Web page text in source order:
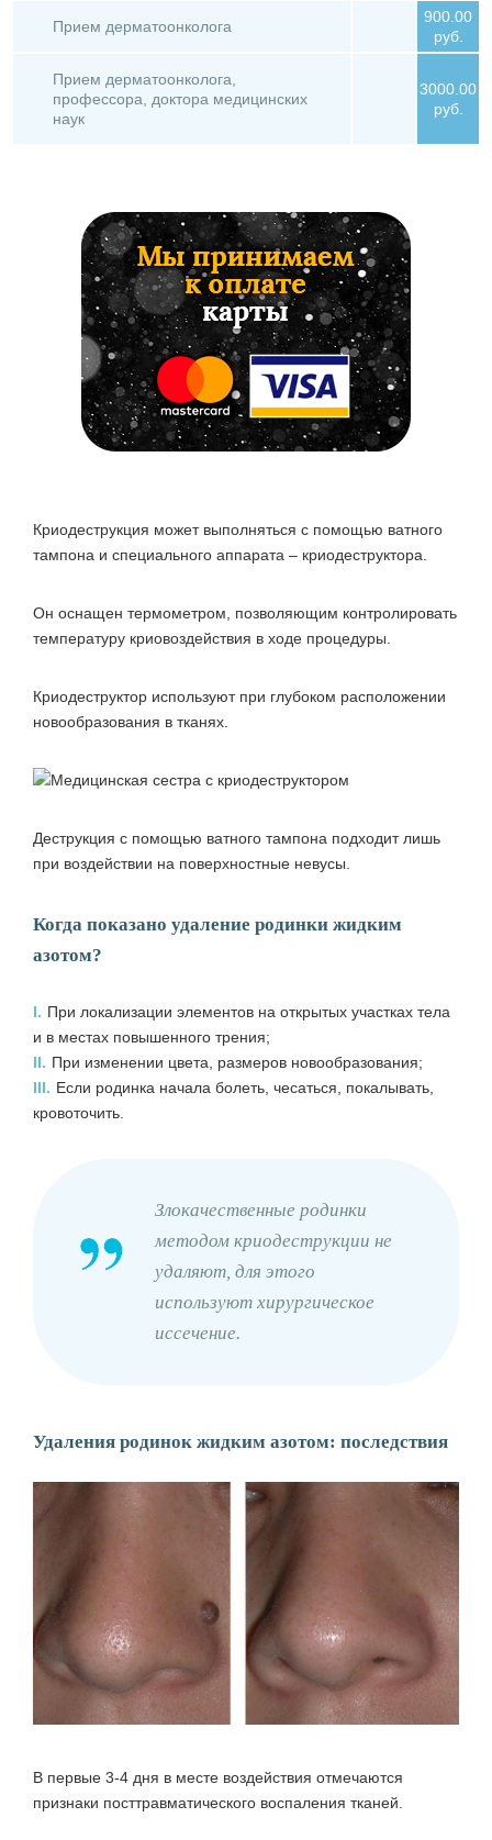
Прием дерматоонколога
900.00
руб.
Прием дерматоонколога,
профессора, доктора медицинских
наук
3000.00
руб.
Криодеструкция может выполняться с помощью ватного
тампона и специального аппарата – криодеструктора.
Он оснащен термометром, позволяющим контролировать
температуру криовоздействия в ходе процедуры.
Криодеструктор используют при глубоком расположении
новообразования в тканях.
Деструкция с помощью ватного тампона подходит лишь
при воздействии на поверхностные невусы.
Когда показано удаление родинки жидким
азотом?
I. При локализации элементов на открытых участках тела
и в местах повышенного трения;
II. При изменении цвета, размеров новообразования;
III. Если родинка начала болеть, чесаться, покалывать,
кровоточить.
Злокачественные родинки
методом криодеструкции не
удаляют, для этого
используют хирургическое
иссечение.
Удаления родинок жидким азотом: последствия
В первые 3-4 дня в месте воздействия отмечаются
признаки посттравматического воспаления тканей.